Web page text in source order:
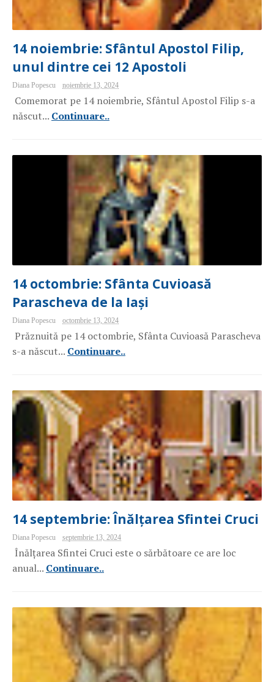
14 noiembrie: Sfântul Apostol Filip,
unul dintre cei 12 Apostoli
Diana Popescu noiembrie 13, 2024
Comemorat pe 14 noiembrie, Sfântul Apostol Filip s-a
născut... Continuare..
14 octombrie: Sfânta Cuvioasă
Parascheva de la Iași
Diana Popescu octombrie 13, 2024
Prăznuită pe 14 octombrie, Sfânta Cuvioasă Parascheva
s-a născut... Continuare..
14 septembrie: Înălțarea Sfintei Cruci
Diana Popescu septembrie 13, 2024
Înălțarea Sfintei Cruci este o sărbătoare ce are loc
anual... Continuare..